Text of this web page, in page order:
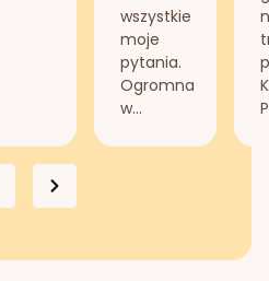
wszystkie
moje
pytania.
Ogromna
w...